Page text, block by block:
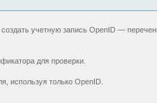
учетную запись OpenID —
для проверки.
используя только OpenID.